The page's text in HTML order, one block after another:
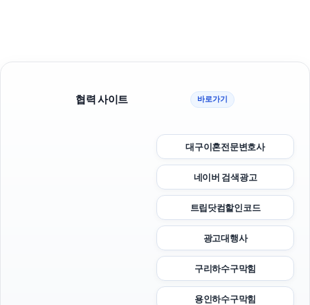
협력 사이트 바로가기
대구이혼전문변호사
네이버 검색광고
트립닷컴할인코드
광고대행사
구리하수구막힘
용인하수구막힘